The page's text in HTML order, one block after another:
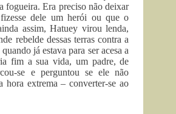
fogueira. Era preciso não deixar
dele um herói ou que o
assim, Hatuey virou lenda,
rebelde dessas terras contra a
já estava para ser acesa a
fim a sua vida, um padre, de
se e perguntou se ele não
hora extrema – converter-se ao